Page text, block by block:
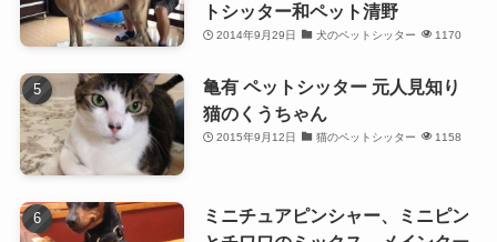
トシッター和ペット清野
2014年9月29日 犬のペットシッター 1170
亀有 ペットシッター 元人見知り
猫のくうちゃん
2015年9月12日 猫のペットシッター 1158
ミニチュアピンシャー、ミニピン